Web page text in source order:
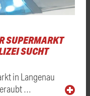
SUPERMARKT
SUCHT
in Langenau
…